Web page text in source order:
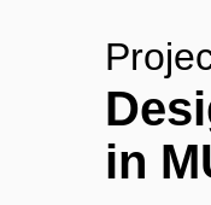
in